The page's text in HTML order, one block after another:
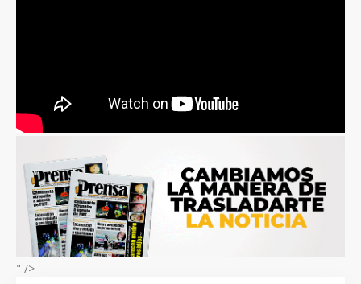
" />